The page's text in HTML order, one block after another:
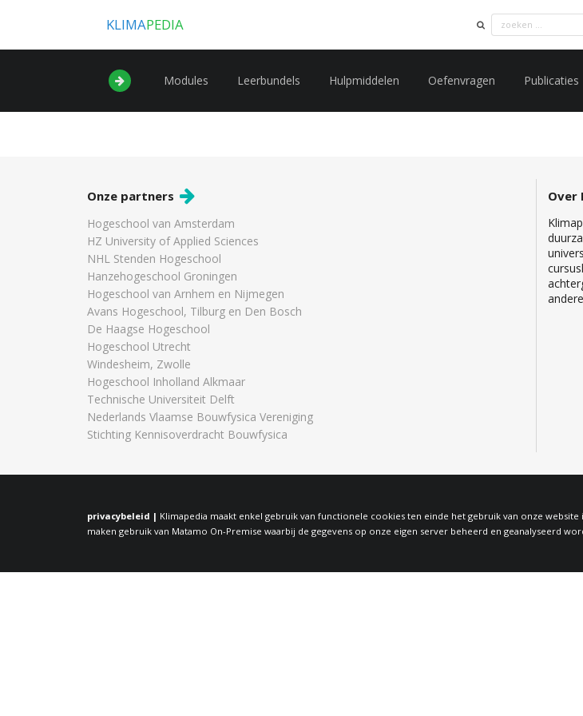
KLIMAPEDIA
Modules Leerbundels Hulpmiddelen Oefenvragen Publicaties
Onze partners
Hogeschool van Amsterdam
HZ University of Applied Sciences
NHL Stenden Hogeschool
Hanzehogeschool Groningen
Hogeschool van Arnhem en Nijmegen
Avans Hogeschool, Tilburg en Den Bosch
De Haagse Hogeschool
Hogeschool Utrecht
Windesheim, Zwolle
Hogeschool Inholland Alkmaar
Technische Universiteit Delft
Nederlands Vlaamse Bouwfysica Vereniging
Stichting Kennisoverdracht Bouwfysica
Over
privacybeleid | Klimapedia maakt enkel gebruik van functionele cookies ten einde het gebruik van onze
maken gebruik van Matamo On-Premise waarbij de gegevens op onze eigen server beheerd en geanalyseerd